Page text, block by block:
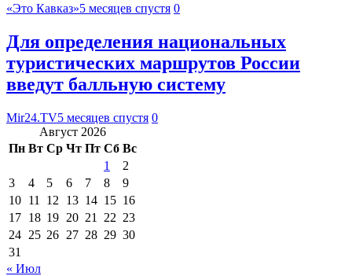
«Это Кавказ»5 месяцев спустя 0
Для определения национальных
туристических маршрутов России
введут балльную систему
Mir24.TV5 месяцев спустя 0
Август 2026
Пн Вт Ср Чт Пт Сб Вс
1
2
3
4 5 6 7 8
9
10 11 12 13 14 15 16
17 18 19 20 21 22 23
24 25 26 27 28 29 30
31
« Июл